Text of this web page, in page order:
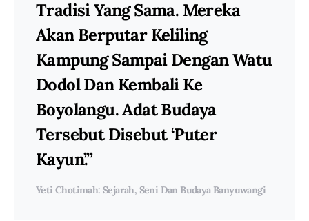
Tradisi Yang Sama. Mereka
Akan Berputar Keliling
Kampung Sampai Dengan Watu
Dodol Dan Kembali Ke
Boyolangu. Adat Budaya
Tersebut Disebut ‘Puter
Kayun’.”
Yeti Chotimah: Sejarah, Seni Dan Budaya Banyuwangi